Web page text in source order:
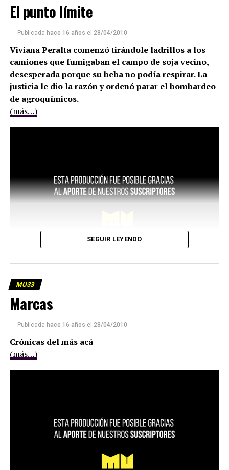
El punto límite
Publicada hace 16 años el 28/04/2010
Viviana Peralta comenzó tirándole ladrillos a los
camiones que fumigaban el campo de soja vecino,
desesperada porque su beba no podía respirar. La
justicia le dio la razón y ordenó parar el bombardeo
de agroquímicos.
(más…)
SEGUIR LEYENDO
MU33
Marcas
Publicada hace 16 años el 28/04/2010
Crónicas del más acá
(más…)